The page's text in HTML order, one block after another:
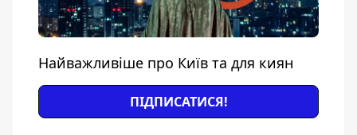
Найважливіше про Київ та для киян
ПІДПИСАТИСЯ!